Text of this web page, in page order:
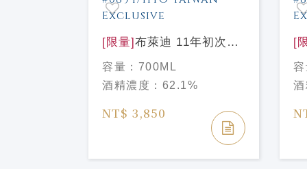
[限量] 布萊迪 11年初次波
本單桶 台灣獨享版
BRUICHLADDICH
MICRO-PROVENANCE
BOURBON Single Cask
容量： 700ML
酒精濃度： 62.1%
NT$ 3,850
[